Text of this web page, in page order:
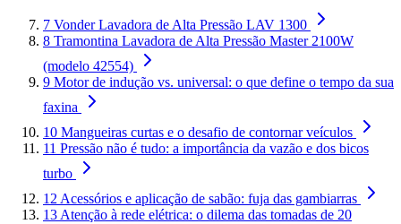
7 Vonder Lavadora de Alta Pressão LAV 1300
8 Tramontina Lavadora de Alta Pressão Master 2100W
(modelo 42554)
9 Motor de indução vs. universal: o que define o tempo da sua
faxina
10 Mangueiras curtas e o desafio de contornar veículos
11 Pressão não é tudo: a importância da vazão e dos bicos
turbo
12 Acessórios e aplicação de sabão: fuja das gambiarras
13 Atenção à rede elétrica: o dilema das tomadas de 20